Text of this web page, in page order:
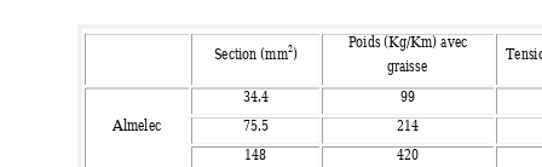
Section (mm2)
Poids (Kg/Km) avec
graisse
Almelec
34.4
99
75.5
214
148
420